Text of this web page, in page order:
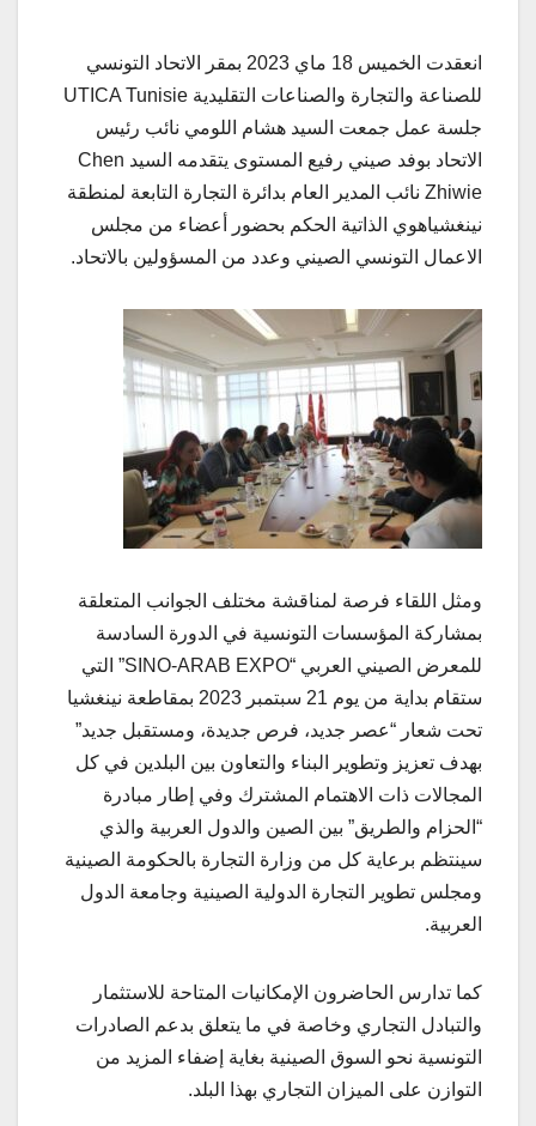
انعقدت الخميس 18 ماي 2023 بمقر الاتحاد التونسي
للصناعة والتجارة والصناعات التقليدية UTICA Tunisie
جلسة عمل جمعت السيد هشام اللومي نائب رئيس
الاتحاد بوفد صيني رفيع المستوى يتقدمه السيد Chen
Zhiwie نائب المدير العام بدائرة التجارة التابعة لمنطقة
نينغشياهوي الذاتية الحكم بحضور أعضاء من مجلس
الاعمال التونسي الصيني وعدد من المسؤولين بالاتحاد.
ومثل اللقاء فرصة لمناقشة مختلف الجوانب المتعلقة
بمشاركة المؤسسات التونسية في الدورة السادسة
للمعرض الصيني العربي “SINO-ARAB EXPO” التي
ستقام بداية من يوم 21 سبتمبر 2023 بمقاطعة نينغشيا
تحت شعار “عصر جديد، فرص جديدة، ومستقبل جديد”
بهدف تعزيز وتطوير البناء والتعاون بين البلدين في كل
المجالات ذات الاهتمام المشترك وفي إطار مبادرة
“الحزام والطريق” بين الصين والدول العربية والذي
سينتظم برعاية كل من وزارة التجارة بالحكومة الصينية
ومجلس تطوير التجارة الدولية الصينية وجامعة الدول
العربية.
كما تدارس الحاضرون الإمكانيات المتاحة للاستثمار
والتبادل التجاري وخاصة في ما يتعلق بدعم الصادرات
التونسية نحو السوق الصينية بغاية إضفاء المزيد من
التوازن على الميزان التجاري بهذا البلد.